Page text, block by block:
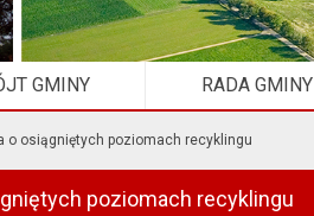
GMINY RADA GMINY
o osiągniętych poziomach recyklingu
poziomach recyklingu